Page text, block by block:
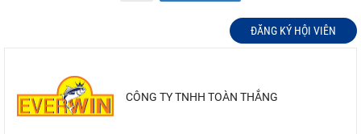
ĐĂNG KÝ HỘI VIÊN
CÔNG TY TNHH TOÀN THẮNG